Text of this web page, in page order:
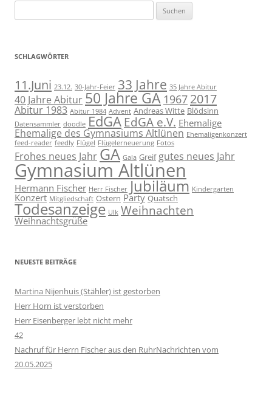
nach:
SCHLAGWÖRTER
11.Juni 23.12. 30-Jahr-Feier 33 Jahre 35 Jahre Abitur
40 Jahre Abitur 50 Jahre GA 1967 2017
Abitur 1983 Abitur 1984 Advent Andreas Witte Blödsinn
Datensammler doodle EdGA EdGA e.V. Ehemalige
Ehemalige des Gymnasiums Altlünen Ehemaligenkonzert
feed-reader feedly Flügel Flügelerneuerung Fotos
Frohes neues Jahr GA Gala Greif gutes neues Jahr
Gymnasium Altlünen
Hermann Fischer Herr Fischer Jubiläum Kindergarten
Konzert Mitgliedschaft Ostern Party Quatsch
Todesanzeige Ulk Weihnachten
Weihnachtsgrüße
NEUESTE BEITRÄGE
Martina Nijenhuis (Stähler) ist gestorben
Herr Horn ist verstorben
Herr Eisenberger lebt nicht mehr
42
Nachruf für Herrn Fischer aus den RuhrNachrichten vom
20.05.2025